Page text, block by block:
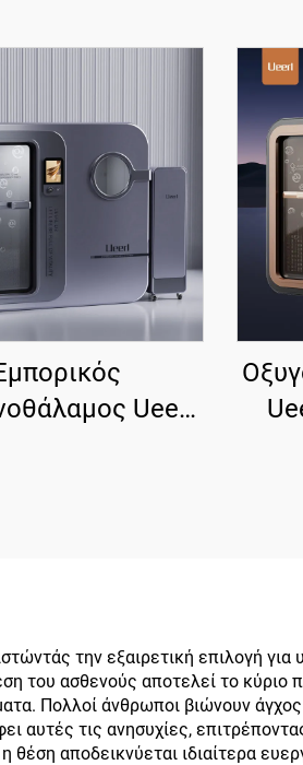
Ueerl
την εξαιρετική επιλογή για
του ασθενούς αποτελεί το κύριο
Πολλοί άνθρωποι βιώνουν
αυτές τις ανησυχίες,
αποδεικνύεται ιδιαίτερα